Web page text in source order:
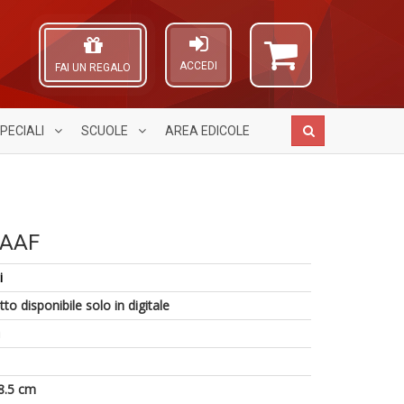
ACCEDI
FAI UN REGALO
SCUOLE AREA EDICOLE
disponibile solo in digitale
cm